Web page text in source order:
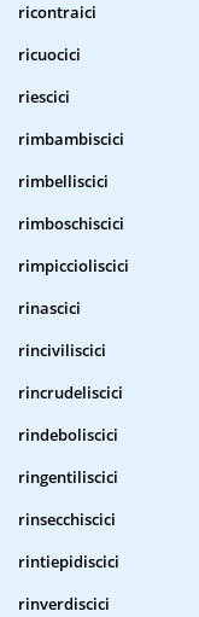
ricontraici
ricuocici
riescici
rimbambiscici
rimbelliscici
rimboschiscici
rimpiccioliscici
rinascici
rinciviliscici
rincrudeliscici
rindeboliscici
ringentiliscici
rinsecchiscici
rintiepidiscici
rinverdiscici